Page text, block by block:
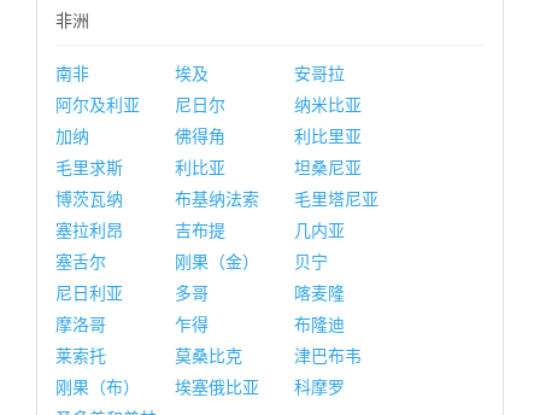
非洲
南非 埃及
安哥拉
阿尔及利亚
尼日尔
纳米比亚
加纳
佛得角
利比里亚
毛里求斯
利比亚
坦桑尼亚
博茨瓦纳
布基纳法索
毛里塔尼亚
塞拉利昂
吉布提
几内亚
塞舌尔
刚果（金）
贝宁
尼日利亚
多哥
喀麦隆
摩洛哥
乍得
布隆迪
莱索托
莫桑比克
津巴布韦
刚果（布）
埃塞俄比亚
科摩罗